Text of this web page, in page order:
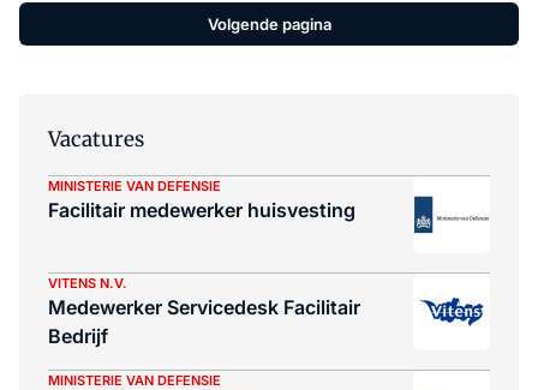
Volgende pagina
Vacatures
MINISTERIE VAN DEFENSIE
Facilitair medewerker huisvesting
VITENS N.V.
Medewerker Servicedesk Facilitair
Bedrijf
MINISTERIE VAN DEFENSIE